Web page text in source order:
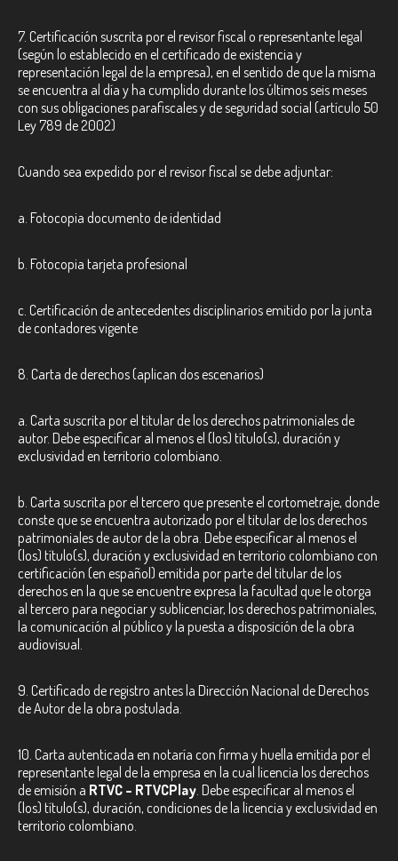
7. Certificación suscrita por el revisor fiscal o representante legal
(según lo establecido en el certificado de existencia y
representación legal de la empresa), en el sentido de que la misma
se encuentra al día y ha cumplido durante los últimos seis meses
con sus obligaciones parafiscales y de seguridad social (artículo 50
Ley 789 de 2002)
Cuando sea expedido por el revisor fiscal se debe adjuntar:
a. Fotocopia documento de identidad
b. Fotocopia tarjeta profesional
c. Certificación de antecedentes disciplinarios emitido por la junta
de contadores vigente
8. Carta de derechos (aplican dos escenarios)
a. Carta suscrita por el titular de los derechos patrimoniales de
autor. Debe especificar al menos el (los) título(s), duración y
exclusividad en territorio colombiano.
b. Carta suscrita por el tercero que presente el cortometraje, donde
conste que se encuentra autorizado por el titular de los derechos
patrimoniales de autor de la obra. Debe especificar al menos el
(los) título(s), duración y exclusividad en territorio colombiano con
certificación (en español) emitida por parte del titular de los
derechos en la que se encuentre expresa la facultad que le otorga
al tercero para negociar y sublicenciar, los derechos patrimoniales,
la comunicación al público y la puesta a disposición de la obra
audiovisual.
9. Certificado de registro antes la Dirección Nacional de Derechos
de Autor de la obra postulada.
10. Carta autenticada en notaría con firma y huella emitida por el
representante legal de la empresa en la cual licencia los derechos
de emisión a RTVC – RTVCPlay . Debe especificar al menos el
(los) título(s), duración, condiciones de la licencia y exclusividad en
territorio colombiano.